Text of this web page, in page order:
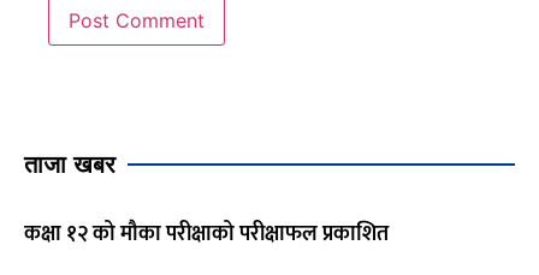
ताजा खबर
कक्षा १२ को मौका परीक्षाको परीक्षाफल प्रकाशित